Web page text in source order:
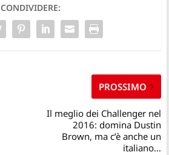
CONDIVIDERE:
PROSSIMO
Il meglio dei Challenger nel
2016: domina Dustin
Brown, ma c’è anche un
italiano…